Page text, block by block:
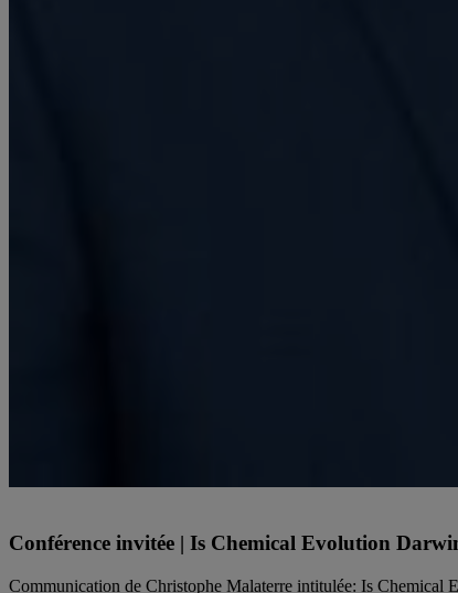
Conférence invitée | Is Chemical Evolution
Communication de Christophe Malaterre intitulée: Is Chemical